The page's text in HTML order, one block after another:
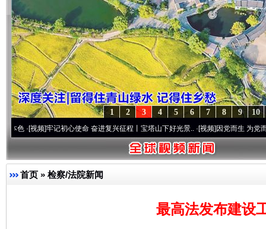
10
9
8
7
6
5
4
3
2
1
牢记初心使命 奋进复兴征程丨宝塔山下好光景..·[视频]因党而生 为党而战——百
首页 » 检察/法院新闻
最高法发布建设